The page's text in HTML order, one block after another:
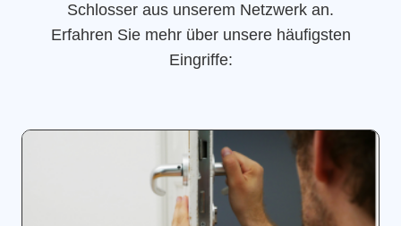
Schlosser aus unserem Netzwerk an.
Erfahren Sie mehr über unsere häufigsten
Eingriffe: